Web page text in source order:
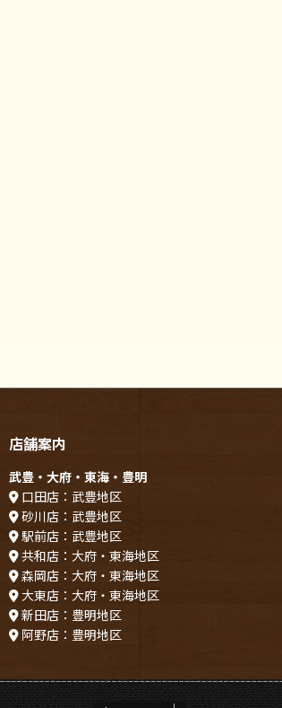
店舗案内
武豊・大府・東海・豊明
口田店：武豊地区
砂川店：武豊地区
駅前店：武豊地区
共和店：大府・東海地区
森岡店：大府・東海地区
大東店：大府・東海地区
新田店：豊明地区
阿野店：豊明地区